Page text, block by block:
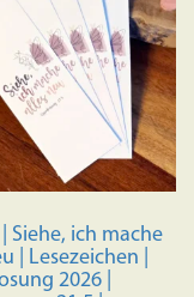
Siehe, ich mache
| Lesezeichen |
2026 |